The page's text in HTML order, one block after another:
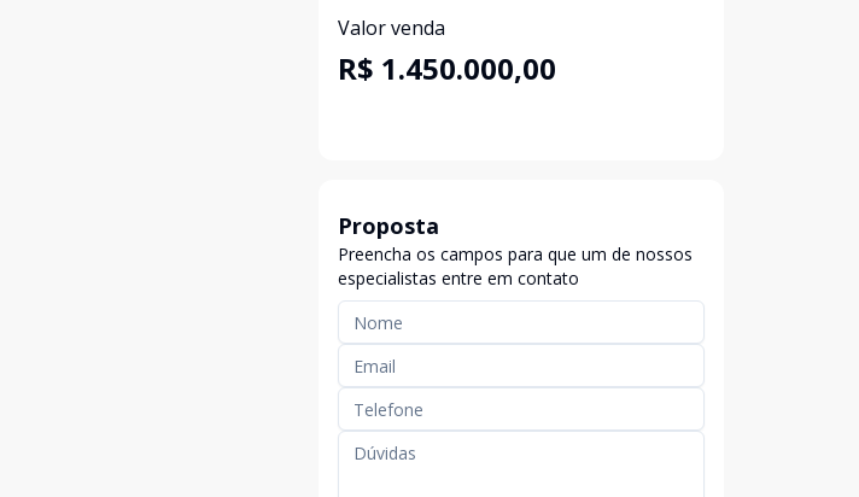
Valor venda
R$ 1.450.000,00
Proposta
Preencha os campos para que um de nossos
especialistas entre em contato